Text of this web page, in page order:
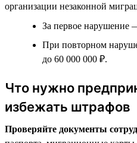
организации незаконной
За первое нарушение
При повторном
до 60 000 000 ₽.
Что нужно
избежать штрафов
Проверяйте документы